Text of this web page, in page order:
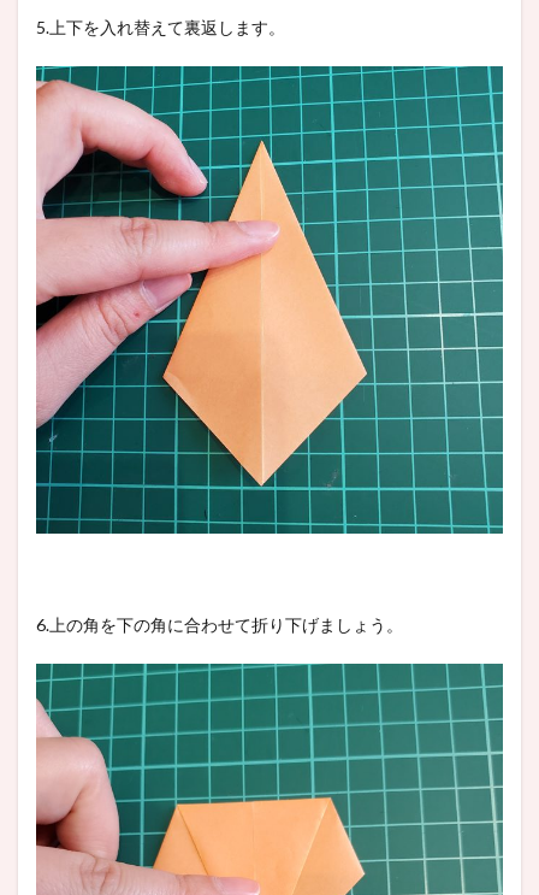
5.上下を入れ替えて裏返します。
6.上の角を下の角に合わせて折り下げましょう。